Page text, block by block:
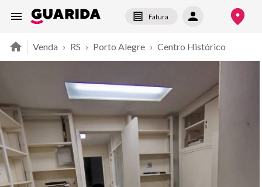
Fatura
Venda › RS › Porto Alegre › Centro Histórico